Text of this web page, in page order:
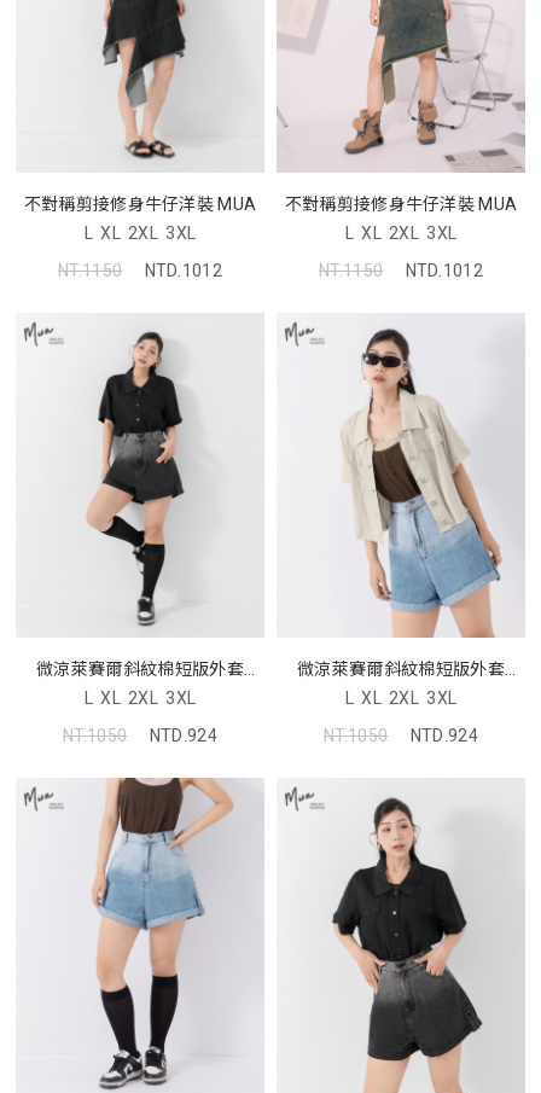
不對稱剪接修身牛仔洋裝 MUA
L XL 2XL 3XL
NT.1150
NTD.1012
不對稱剪接修身牛仔洋裝 MUA
L XL 2XL 3XL
NT.1150
NTD.1012
微涼萊賽爾斜紋棉短版外套
MUA
L XL 2XL 3XL
NT.1050
NTD.924
微涼萊賽爾斜紋棉短版外套
MUA
L XL 2XL 3XL
NT.1050
NTD.924